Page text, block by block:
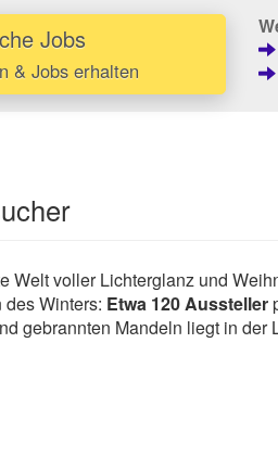
Jobs
& Jobs erhalten
voller Lichterglanz und
Winters: Etwa 120 Aussteller
gebrannten Mandeln liegt in der